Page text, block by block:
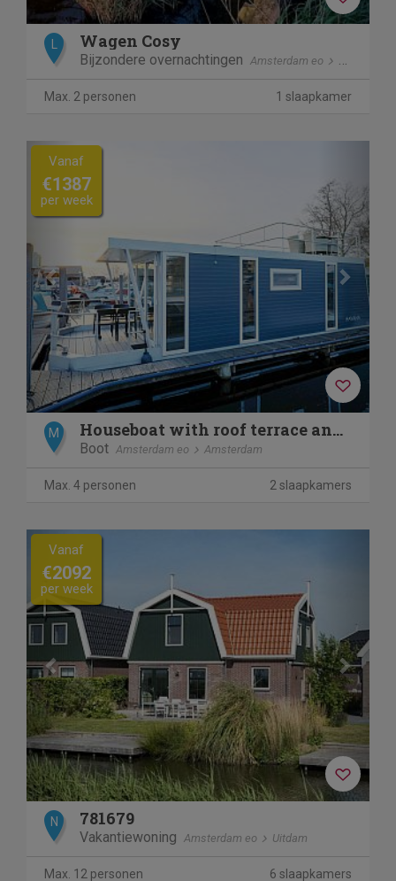
L Wagen Cosy
Bijzondere overnachtingen Amsterdam eo
Max. 2 personen 1 slaapkamer
Previous
Vanaf
€1387
per week
M Houseboat with roof terrace and balcony (4 pers) "De Hoop"
Boot Amsterdam eo Amsterdam
Max. 4 personen 2 slaapkamers
Previous
Vanaf
€2092
per week
N 781679
Vakantiewoning Amsterdam eo Uitdam
Max. 12 personen 6 slaapkamers